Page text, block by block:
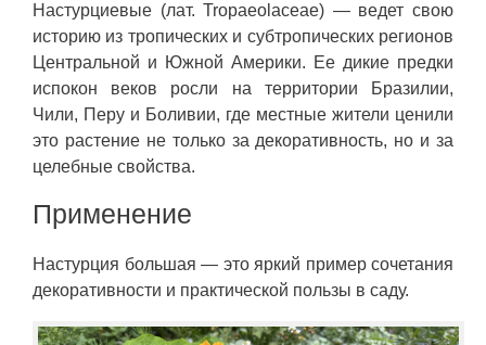
Настурциевые (лат. Tropaeolaceae) — ведет свою
историю из тропических и субтропических регионов
Центральной и Южной Америки. Ее дикие предки
испокон веков росли на территории Бразилии,
Чили, Перу и Боливии, где местные жители ценили
это растение не только за декоративность, но и за
целебные свойства.
Применение
Настурция большая — это яркий пример сочетания
декоративности и практической пользы в саду.